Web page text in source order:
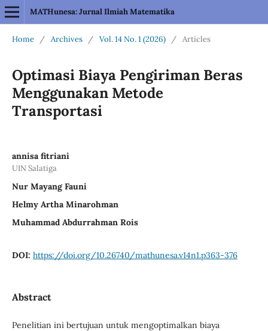
MATHunesa: Jurnal Ilmiah Matematika
Home / Archives / Vol. 14 No. 1 (2026) / Articles
Optimasi Biaya Pengiriman Beras
Menggunakan Metode
Transportasi
annisa fitriani
UIN Salatiga
Nur Mayang Fauni
Helmy Artha Minarohman
Muhammad Abdurrahman Rois
DOI: https://doi.org/10.26740/mathunesa.v14n1.p363-376
Abstract
Penelitian ini bertujuan untuk mengoptimalkan biaya